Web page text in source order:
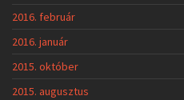
2016. február
2016. január
2015. október
2015. augusztus